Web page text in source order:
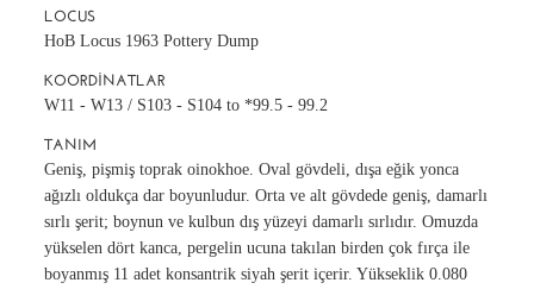
LOCUS
HoB Locus 1963 Pottery Dump
KOORDINATLAR
W11 - W13 / S103 - S104 to *99.5 - 99.2
TANIM
Geniş, pişmiş toprak oinokhoe. Oval gövdeli, dışa eğik yonca
ağızlı oldukça dar boyunludur. Orta ve alt gövdede geniş, damarlı
sırlı şerit; boynun ve kulbun dış yüzeyi damarlı sırlıdır. Omuzda
yükselen dört kanca, pergelin ucuna takılan birden çok fırça ile
boyanmış 11 adet konsantrik siyah şerit içerir. Yükseklik 0.080